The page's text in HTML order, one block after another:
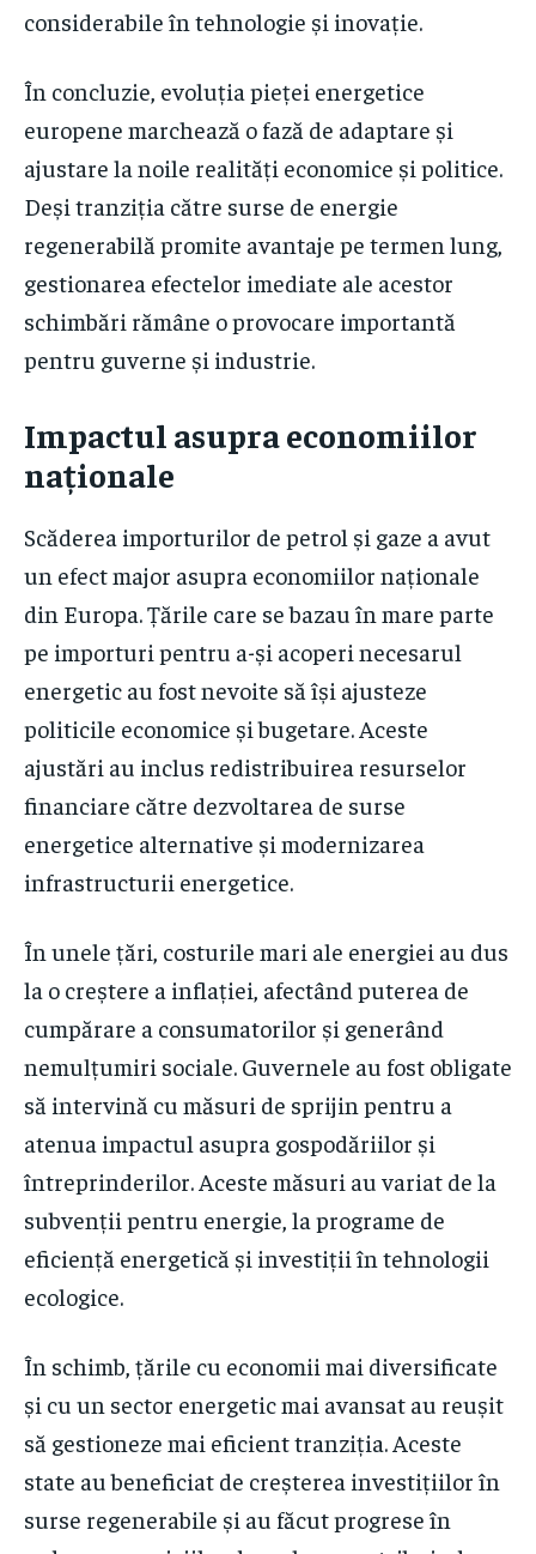
considerabile în tehnologie și inovație.
În concluzie, evoluția pieței energetice
europene marchează o fază de adaptare și
ajustare la noile realități economice și politice.
Deși tranziția către surse de energie
regenerabilă promite avantaje pe termen lung,
gestionarea efectelor imediate ale acestor
schimbări rămâne o provocare importantă
pentru guverne și industrie.
Impactul asupra economiilor
naționale
Scăderea importurilor de petrol și gaze a avut
un efect major asupra economiilor naționale
din Europa. Țările care se bazau în mare parte
pe importuri pentru a-și acoperi necesarul
energetic au fost nevoite să își ajusteze
politicile economice și bugetare. Aceste
ajustări au inclus redistribuirea resurselor
financiare către dezvoltarea de surse
energetice alternative și modernizarea
infrastructurii energetice.
În unele țări, costurile mari ale energiei au dus
la o creștere a inflației, afectând puterea de
cumpărare a consumatorilor și generând
nemulțumiri sociale. Guvernele au fost obligate
să intervină cu măsuri de sprijin pentru a
atenua impactul asupra gospodăriilor și
întreprinderilor. Aceste măsuri au variat de la
subvenții pentru energie, la programe de
eficiență energetică și investiții în tehnologii
ecologice.
În schimb, țările cu economii mai diversificate
și cu un sector energetic mai avansat au reușit
să gestioneze mai eficient tranziția. Aceste
state au beneficiat de creșterea investițiilor în
surse regenerabile și au făcut progrese în